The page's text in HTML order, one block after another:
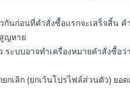
นก่อนที่คำสั่งซื้อแรกจะเสร็จสิ้น ค
ญหาย
บบอาจทำเครื่องหมายคำสั่งซื้อว่
กเลิก (ยกเว้นโปรไฟล์ส่วนตัว) ยอ